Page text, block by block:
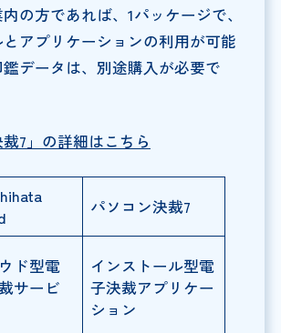
の方であれば、1パッケージで、
アプリケーションの利用が可能
データは、別途購入が必要で
裁7」の詳細はこちら
パソコン決裁7
ド型電
サービ
インストール型電
子決裁アプリケー
ション